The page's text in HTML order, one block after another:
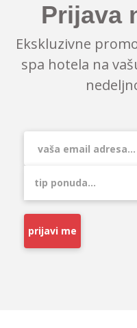
Prijava
Ekskluzivne
spa hotela na
prijavi me